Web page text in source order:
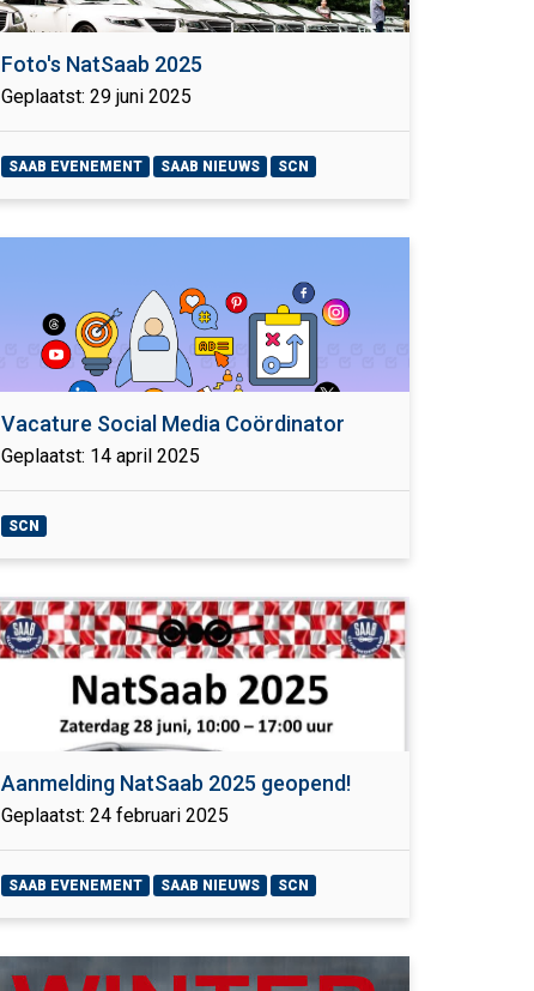
Foto's NatSaab 2025
Geplaatst: 29 juni 2025
SAAB EVENEMENT SAAB NIEUWS SCN
Vacature Social Media Coördinator
Geplaatst: 14 april 2025
SCN
Aanmelding NatSaab 2025 geopend!
Geplaatst: 24 februari 2025
SAAB EVENEMENT SAAB NIEUWS SCN